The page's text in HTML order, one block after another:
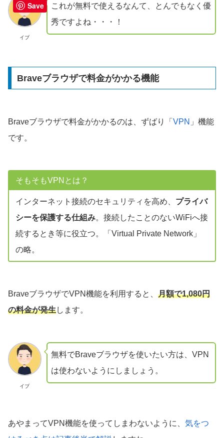
イブ
これが無料で使えるなんて、とんでもなく優
秀ですよね・・・！
Braveブラウザで料金がかかる機能
Braveブラウザで料金がかかるのは、ずばり「 VPN 」機能
です。
そもそもVPNとは？
インターネット接続のセキュリティを高め、 プライバ
シーを保護する仕組み。接続したことのないWiFiへ接
続するとき等に役立つ。「Virtual Private Network」
の略。
BraveブラウザでVPN機能を利用すると、 月額で1,080円
の料金が発生します。
イブ
無料でBraveブラウザを使いたい方は、VPN
は使わないようにしましょう。
あやまってVPN機能を使ってしまわないように、 気をつ
Save